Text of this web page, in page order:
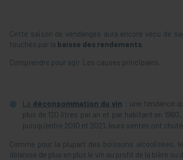
Cette saison de vendanges aura encore vécu de
touchés par la baisse des rendements
Comprendre pour agir. Les causes principales.
La déconsommation du vin : une tendance
plus de 120 litres par an et par habitant en
puisqu’entre 2010 et 2021, leurs ventes ont
Comme pour la plupart des boissons alcoolisées,
délaisse de plus en plus le vin au profit de la bière